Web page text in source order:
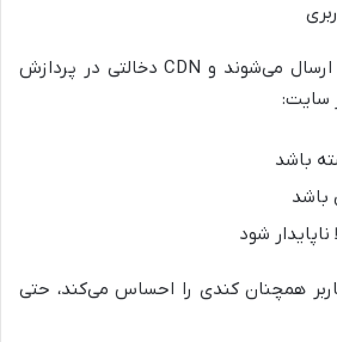
مستقیماً به سرور اصلی ارسال می‌شوند و CDN دخالتی در پردازش
سایت:
باشد
باشد
ناپایدار شود
همچنان کندی را احساس می‌کند، حتی